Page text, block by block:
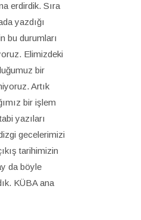
erdirdik. Sıra
yazdığı
bu durumları
Elimizdeki
bir
Artık
bir işlem
yazıları
gecelerimizi
tarihimizin
da böyle
KÜBA ana